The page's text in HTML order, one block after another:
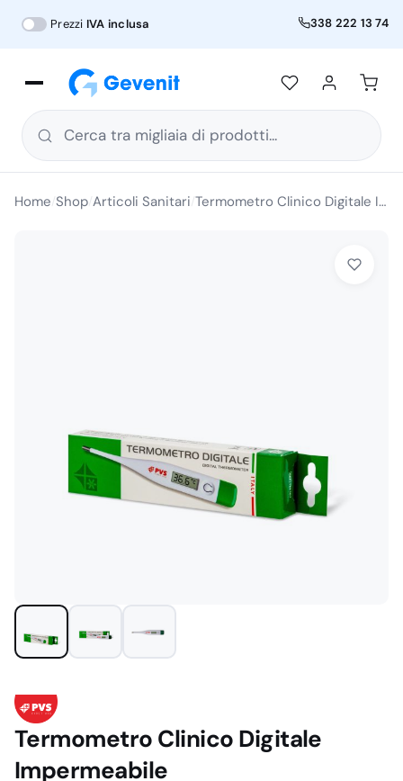
Prezzi IVA inclusa 338 222 13 74
Cerca tra migliaia di prodotti...
Home Shop Articoli Sanitari Termometro Clinico Digitale Impermeabile
Termometro Clinico Digitale
Impermeabile